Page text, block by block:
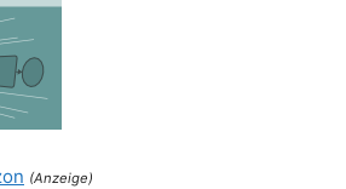
(Anzeige)